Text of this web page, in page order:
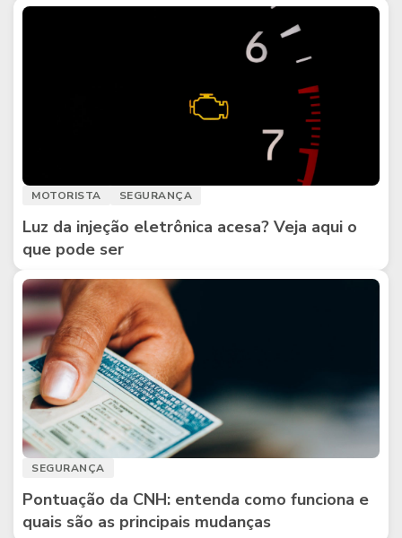
MOTORISTA SEGURANÇA
Luz da injeção eletrônica acesa? Veja aqui o
que pode ser
SEGURANÇA
Pontuação da CNH: entenda como funciona e
quais são as principais mudanças